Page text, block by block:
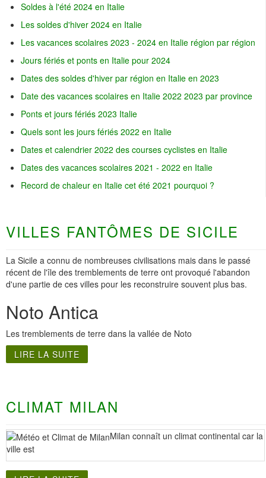
Soldes à l'été 2024 en Italie
Les soldes d'hiver 2024 en Italie
Les vacances scolaires 2023 - 2024 en Italie région par région
Jours fériés et ponts en Italie pour 2024
Dates des soldes d'hiver par région en Italie en 2023
Date des vacances scolaires en Italie 2022 2023 par province
Ponts et jours fériés 2023 Italie
Quels sont les jours fériés 2022 en Italie
Dates et calendrier 2022 des courses cyclistes en Italie
Dates des vacances scolaires 2021 - 2022 en Italie
Record de chaleur en Italie cet été 2021 pourquoi ?
VILLES FANTÔMES DE SICILE
La Sicile a connu de nombreuses civilisations mais dans le passé
récent de l'île des tremblements de terre ont provoqué l'abandon
d'une partie de ces villes pour les reconstruire souvent plus bas.
Noto Antica
Les tremblements de terre dans la vallée de Noto
LIRE LA SUITE
CLIMAT MILAN
Milan connaît un climat continental car la
ville est